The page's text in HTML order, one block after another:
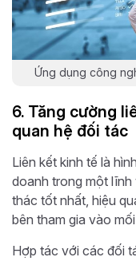
Ứng dụng công
6. Tăng cường
quan hệ đối tác
Liên kết kinh tế là
doanh trong một
thác tốt nhất, hiệu
bên tham gia vào
Hợp tác với các đối